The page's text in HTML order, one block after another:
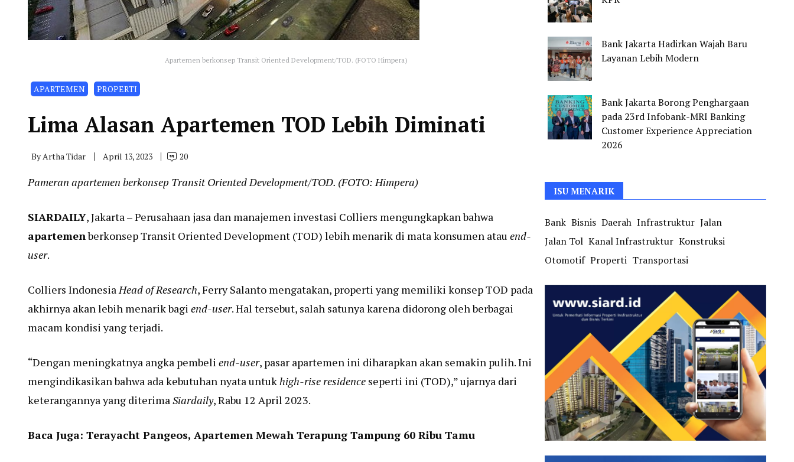
Apartemen berkonsep Transit Oriented Development/TOD. (FOTO Himpera)
APARTEMEN PROPERTI
Lima Alasan Apartemen TOD Lebih Diminati
ByArtha Tidar April 13, 2023 20
Pameran apartemen berkonsep Transit Oriented Development/TOD. (FOTO: Himpera)
SIARDAILY, Jakarta – Perusahaan jasa dan manajemen investasi Colliers mengungkapkan bahwa
apartemenberkonsep Transit Oriented Development (TOD) lebih menarik di mata konsumen atau end-
user.
Colliers IndonesiaHead of Research, Ferry Salanto mengatakan, properti yang memiliki konsep TOD pada
akhirnya akan lebih menarik bagi end-user. Hal tersebut, salah satunya karena didorong oleh berbagai
macam kondisi yang terjadi.
“Dengan meningkatnya angka pembeli end-user, pasar apartemen ini diharapkan akan semakin pulih. Ini
mengindikasikan bahwa ada kebutuhan nyata untukhigh-rise residence seperti ini (TOD),” ujarnya dari
keterangannya yang diterimaSiardaily, Rabu 12 April 2023.
Baca Juga: Terayacht Pangeos, Apartemen Mewah Terapung Tampung 60 Ribu Tamu
Bank Jakarta Hadirkan Wajah Baru
Layanan Lebih Modern
Bank Jakarta Borong Penghargaan
pada 23rd Infobank-MRI Banking
Customer Experience Appreciation
2026
ISU MENARIK
Bank Bisnis Daerah Infrastruktur Jalan
Jalan Tol Kanal Infrastruktur Konstruksi
Otomotif Properti Transportasi